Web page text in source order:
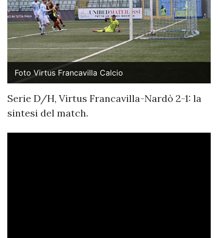
Foto Virtus Francavilla Calcio
Serie D/H, Virtus Francavilla-Nardò 2-1: la
sintesi del match.